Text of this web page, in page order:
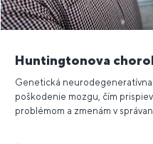
Huntingtonova
Genetická
poškodenie mozgu, čím
problémom a zmenám v